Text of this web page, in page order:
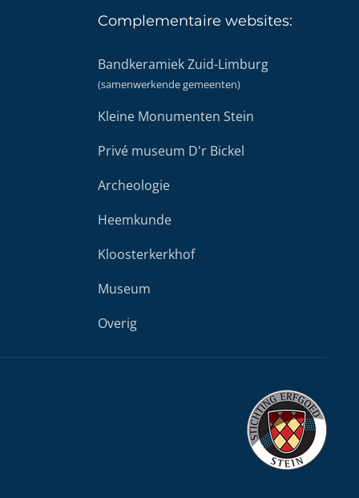
Complementaire websites:
Bandkeramiek Zuid-Limburg
(samenwerkende gemeenten)
Kleine Monumenten Stein
Privé museum D'r Bickel
Archeologie
Heemkunde
Kloosterkerkhof
Museum
Overig